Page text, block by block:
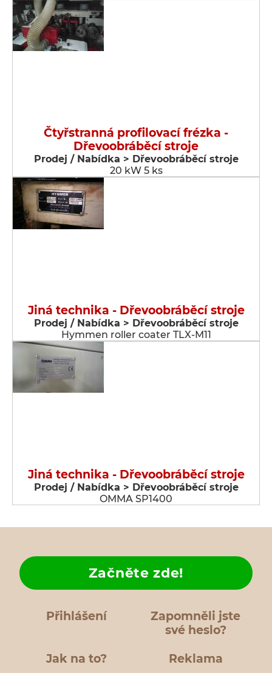
Čtyřstranná profilovací frézka -
Dřevoobráběcí stroje
Prodej / Nabídka > Dřevoobráběcí stroje
20 kW 5 ks
Jiná technika - Dřevoobráběcí stroje
Prodej / Nabídka > Dřevoobráběcí stroje
Hymmen roller coater TLX-M11
Jiná technika - Dřevoobráběcí stroje
Prodej / Nabídka > Dřevoobráběcí stroje
OMMA SP1400
Přihlášení
Zapomněli jste
své heslo?
Jak na to?
Začněte zde!
Reklama